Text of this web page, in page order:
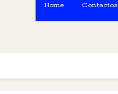
Home Contactos